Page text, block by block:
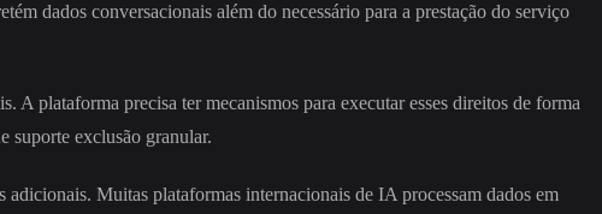
dados conversacionais além do necessário para a prestação do serviço
A plataforma precisa ter mecanismos para executar esses direitos de forma
suporte exclusão granular.
Muitas plataformas internacionais de IA processam dados em